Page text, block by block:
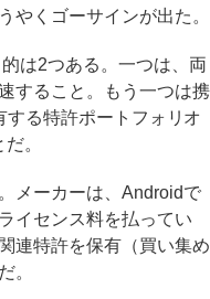
やくゴーサインが出た。
は2つある。一つは、両
すること。もう一つは携
る特許ポートフォリオ
。
メーカーは、Androidで
イセンス料を払ってい
連特許を保有（買い集め
。